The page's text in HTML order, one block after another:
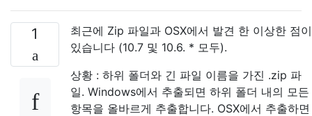
1
최근에 Zip 파일과 OSX에서 발견 한 이상한 점이
있습니다 (10.7 및 10.6. * 모두).
상황 : 하위 폴더와 긴 파일 이름을 가진 .zip 파
일. Windows에서 추출되면 하위 폴더 내의 모든
항목을 올바르게 추출합니다. OSX에서 추출하면